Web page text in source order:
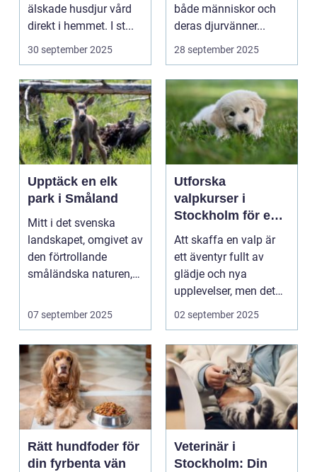
älskade husdjur vård
direkt i hemmet. I st...
30 september 2025
både människor och
deras djurvänner...
28 september 2025
Upptäck en elk
park i Småland
Mitt i det svenska
landskapet, omgivet av
den förtrollande
småländska naturen,
07 september 2025
Utforska
valpkurser i
Stockholm för en
lycklig och
välanpassad valp
Att skaffa en valp är
ett äventyr fullt av
glädje och nya
upplevelser, men det
st&aum...
02 september 2025
Rätt hundfoder för
din fyrbenta vän
Veterinär i
Stockholm: Din